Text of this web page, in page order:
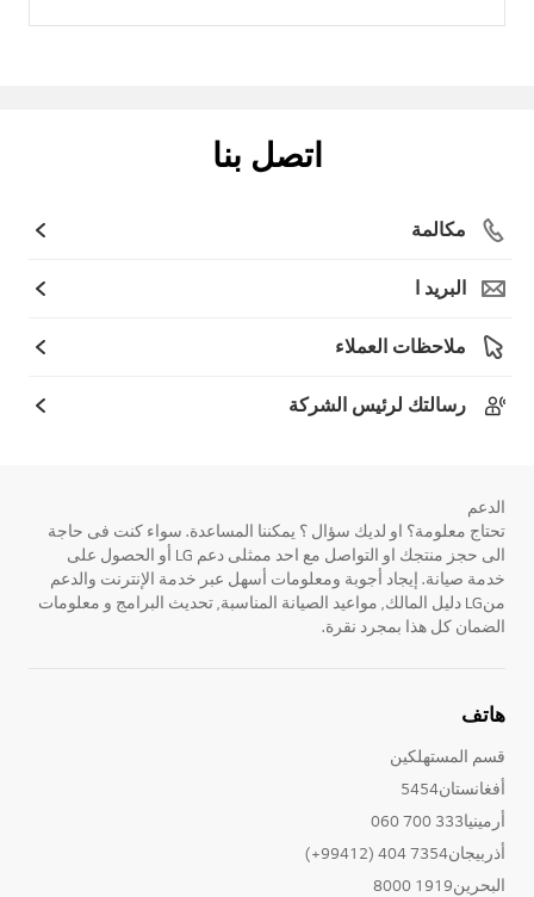
اتصل بنا
مكالمة
البريد ا
ملاحظات العملاء
رسالتك لرئيس الشركة
الدعم
تحتاج معلومة؟ او لديك سؤال ؟ يمكننا المساعدة. سواء كنت فى حاجة
الى حجز منتجك او التواصل مع احد ممثلى دعم LG أو الحصول على
خدمة صيانة. إيجاد أجوبة ومعلومات أسهل عبر خدمة الإنترنت والدعم
منLG دليل المالك, مواعيد الصيانة المناسبة, تحديث البرامج و معلومات
الضمان كل هذا بمجرد نقرة.
هاتف
قسم المستهلكين
أفغانستان5454
أرمينيا333 700 060
أذربيجان7354 404 (99412+)
البحرين1919 8000